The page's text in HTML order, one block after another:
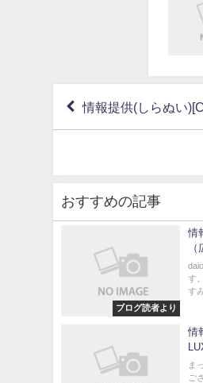
情報提供(しらぬい
おすすめの記事
ブログ読者より
情
す
す
情
ま
ご